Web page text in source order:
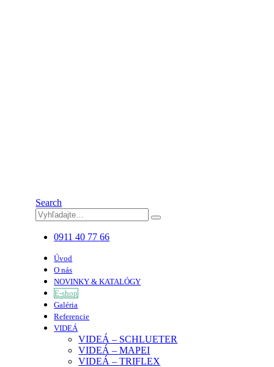
Search
0911 40 77 66
Úvod
O nás
NOVINKY & KATALÓGY
E-shop
Galéria
Referencie
VIDEÁ
VIDEÁ – SCHLUETER
VIDEÁ – MAPEI
VIDEÁ – TRIFLEX